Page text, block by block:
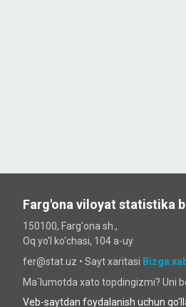
Farg'ona viloyat statistika
150100, Farg'ona sh.,
Oq yo'l ko‘chаsi, 104 a-uy
fer@stat.uz • Sayt xaritasi Bizga
Ma`lumotda xato topdingizmi? Uni
Veb-saytdan foydalanish uchun